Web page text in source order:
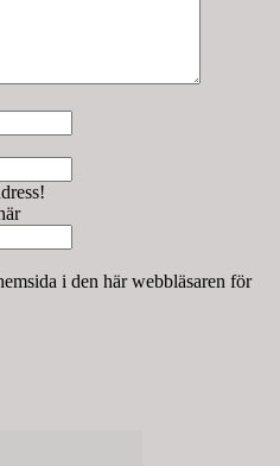
i den här webbläsaren för